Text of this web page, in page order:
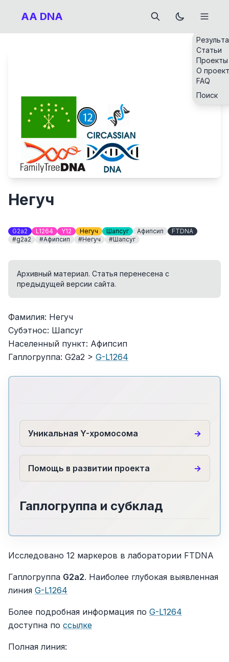
AA DNA
Статьи
Проекты
О
FAQ
Поиск
Негуч
G2a2 L1264 Y12 Негуч Шапсуг Афипсип
FTDNA
#g2a2
#Афипсип #Негуч #Шапсуг
Архивный материал. Статья перенесена с
предыдущей версии сайта.
Фамилия: Негуч
Субэтнос: Шапсуг
Населенный пункт: Афипсип
Гаплогруппа: G2a2 > G-L1264
Уникальная Y-хромосома
Помощь в развитии проекта
Гаплогруппа и субклад
Исследовано 12 маркеров в лаборатории FTDNA
Гаплогруппа G2a2. Наиболее глубокая выявленная
линия G-L1264
Более подробная информация по G-L1264
доступна по ссылке
Полная линия: